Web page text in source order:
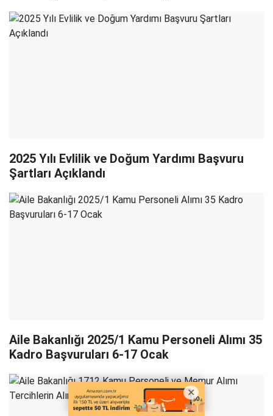
2025 Yılı Evlilik ve Doğum Yardımı Başvuru
Şartları Açıklandı
Aile Bakanlığı 2025/1 Kamu Personeli Alımı 35
Kadro Başvuruları 6-17 Ocak